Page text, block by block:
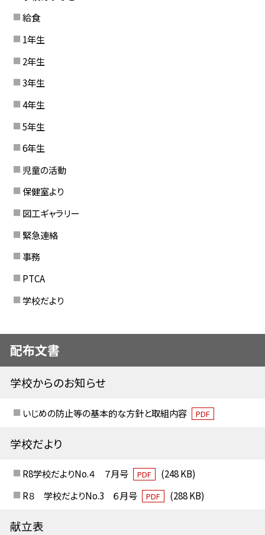
給食
1年生
2年生
3年生
4年生
5年生
6年生
児童の活動
保健室より
図工ギャラリー
緊急連絡
事務
PTCA
学校だより
配布文書
学校からのお知らせ
いじめの防止等の基本的な方針と取組内容 PDF
学校だより
R8学校だよりNo.４ ７月号 PDF
(248 KB)
R８ 学校だよりNo.3 ６月号
PDF (288 KB)
献立表